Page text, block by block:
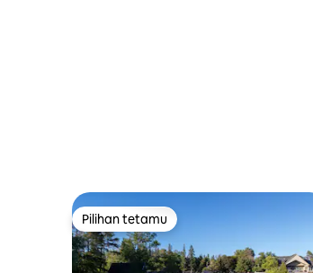
Pilihan tetamu
Pilihan tetamu